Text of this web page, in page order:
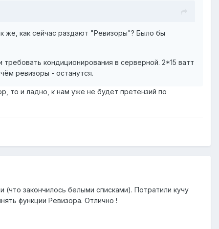
же, как сейчас раздают "Ревизоры"? Было бы
кондиционирования в серверной. 2*15 ватт
ревизоры - останутся.
то и ладно, к нам уже не будет претензий по
(что закончилось белыми списками). Потратили кучу
функции Ревизора. Отлично !